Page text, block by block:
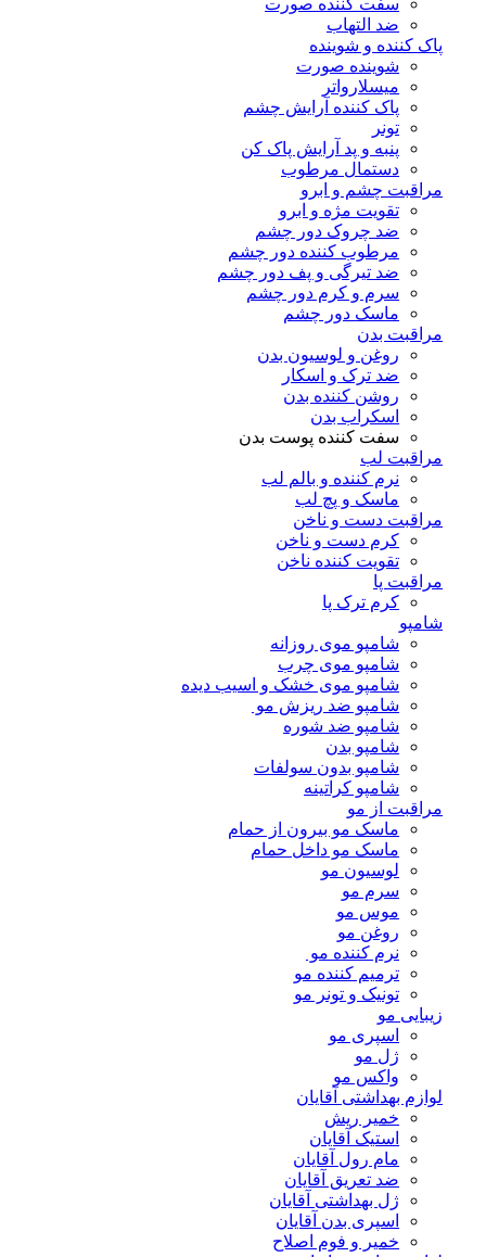
ضد التهاب
پاک کننده و شوینده
شوینده صورت
میسلارواتر
پاک کننده آرایش چشم
تونر
پنبه و پد آرایش پاک کن
دستمال مرطوب
مراقبت چشم و ابرو
تقویت مژه و ابرو
ضد چروک دور چشم
مرطوب کننده دور چشم
ضد تیرگی و پف دور چشم
سرم و کرم دور چشم
ماسک دور چشم
مراقبت بدن
روغن و لوسیون بدن
ضد ترک و اسکار
روشن کننده بدن
اسکراب بدن
سفت کننده پوست بدن
مراقبت لب
نرم کننده و بالم لب
ماسک و پچ لب
مراقبت دست و ناخن
کرم دست و ناخن
تقویت کننده ناخن
مراقبت پا
کرم ترک پا
شامپو
شامپو موی روزانه
شامپو موی چرب
شامپو موی خشک و اسیب دیده
شامپو ضد ریزش مو
شامپو ضد شوره
شامپو بدن
شامپو بدون سولفات
شامپو کراتینه
مراقبت از مو
ماسک مو بیرون از حمام
ماسک مو داخل حمام
لوسیون مو
سرم مو
موس مو
روغن مو
نرم کننده مو
ترمیم کننده مو
تونیک و تونر مو
زیبایی مو
اسپری مو
ژل مو
واکس مو
لوازم بهداشتی آقایان
خمیر ریش
استیک آقایان
مام رول آقایان
ضد تعریق آقایان
ژل بهداشتی آقایان
اسپری بدن آقایان
خمیر و فوم اصلاح